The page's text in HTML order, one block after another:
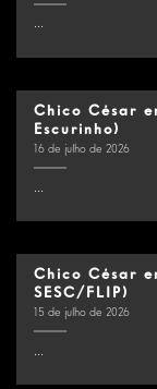
...
Chico César
Escurinho)
16 de julho de 2026
...
Chico César
SESC/FLIP)
15 de julho de 2026
...